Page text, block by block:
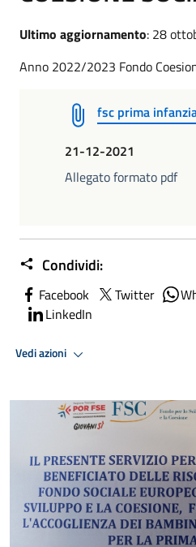
Ultimo aggiornamento: 28
Anno 2022/2023 Fondo
fsc prima
21-12-2021
Allegato formato pdf
Condividi:
Facebook Twitter
LinkedIn
Vedi azioni